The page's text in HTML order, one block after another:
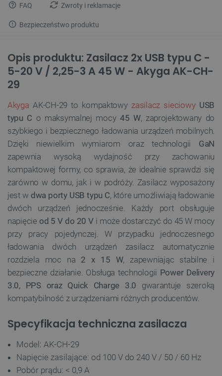
FAQ Zwroty i reklamacje
Bezpieczeństwo produktu
Opis produktu: Zasilacz 2x USB typu C -
5-20 V / 2,25-3 A 45 W - Akyga AK-CH-
29
Akyga AK-CH-29 to kompaktowyzasilacz sieciowy USB
typu C o maksymalnej mocy 45 W, zaprojektowany do
szybkiego i bezpiecznego ładowania urządzeń mobilnych.
Dzięki niewielkim wymiarom oraz technologii GaN
zapewnia wysoką wydajność przy zachowaniu
kompaktowej formy, co sprawia, że idealnie sprawdzi się
zarówno w domu, jak i w podróży. Zasilacz wyposażony
jest w dwa porty USB typu C, które umożliwiają ładowanie
dwóch urządzeń jednocześnie. Każdy port obsługuje
napięcie od 5 V do 20 Vi może dostarczyć do 45 W mocy
przy pracy pojedynczej. W przypadku jednoczesnego
ładowania dwóch urządzeń zasilacz automatycznie
rozdziela moc na 2 x 15 W, zapewniając stabilne i
bezpieczne działanie. Obsługa technologii Power Delivery
3.0, PPS oraz Quick Charge 3.0 gwarantuje szeroką
kompatybilność z urządzeniami różnych producentów.
Specyfikacja techniczna zasilacza
Model: AK-CH-29
Napięcie zasilające: od 100 V do 240 V / 50 / 60 Hz
Pobór prądu: < 0,9 A